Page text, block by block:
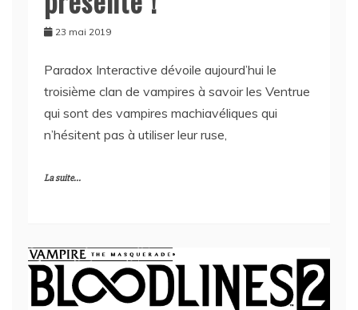
23 mai 2019
Paradox Interactive dévoile aujourd’hui le
troisième clan de vampires à savoir les Ventrue
qui sont des vampires machiavéliques qui
n’hésitent pas à utiliser leur ruse,
La suite...